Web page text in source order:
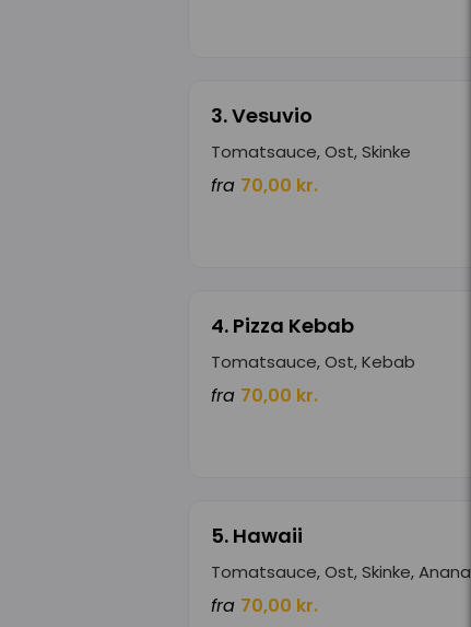
3. Vesuvio
Tomatsauce, Ost, Skinke
fra 70,00 kr.
4. Pizza Kebab
Tomatsauce, Ost, Kebab
fra 70,00 kr.
5. Hawaii
Tomatsauce, Ost, Skinke, Ananas
fra 70,00 kr.